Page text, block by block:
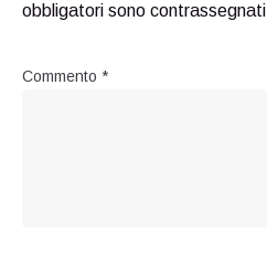
obbligatori sono contrassegnati
Commento *